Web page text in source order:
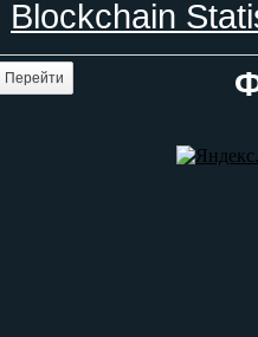
Blockchain